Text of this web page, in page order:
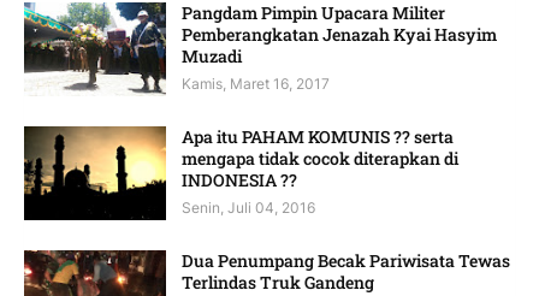
Pangdam Pimpin Upacara Militer
Pemberangkatan Jenazah Kyai Hasyim
Muzadi
Kamis, Maret 16, 2017
Apa itu PAHAM KOMUNIS ?? serta
mengapa tidak cocok diterapkan di
INDONESIA ??
Senin, Juli 04, 2016
Dua Penumpang Becak Pariwisata Tewas
Terlindas Truk Gandeng